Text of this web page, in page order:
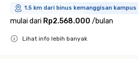
1.5 km dari binus kemanggisan kampus
mulai dari Rp2.568.000 /bulan
Lihat info lebih banyak